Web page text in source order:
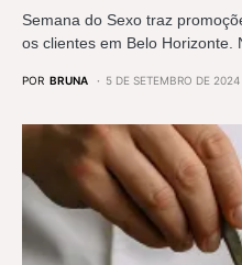
Semana do Sexo traz
os clientes em Belo Horizonte.
POR BRUNA 5 DE SETEMBRO DE 2024